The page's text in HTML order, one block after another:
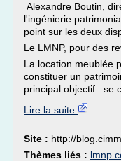
Alexandre Boutin,
l'ingénierie
point sur les deux
Le LMNP, pour des
La location meublée
constituer un
principal objectif : se
Lire la suite
Site : http://
Thèmes liés : lmnp